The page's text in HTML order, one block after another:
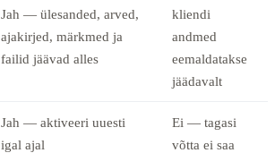
Jah — ülesanded, arved,
ajakirjed, märkmed ja
failid jäävad alles
kliendi
andmed
eemaldatakse
jäädavalt
Jah — aktiveeri uuesti
igal ajal
Ei — tagasi
võtta ei saa